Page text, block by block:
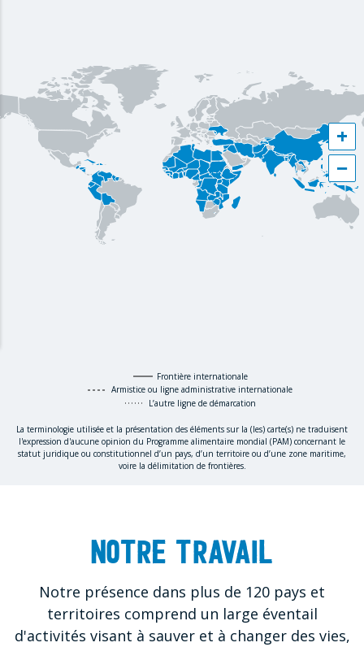
+
−
Frontière internationale
Armistice ou ligne administrative internationale
L’autre ligne de démarcation
La terminologie utilisée et la présentation des éléments sur la (les) carte(s) ne traduisent
l'expression d'aucune opinion du Programme alimentaire mondial (PAM) concernant le
statut juridique ou constitutionnel d’un pays, d’un territoire ou d’une zone maritime,
voire la délimitation de frontières.
Notre travail
Notre présence dans plus de 120 pays et
territoires comprend un large éventail
d'activités visant à sauver et à changer des vies,